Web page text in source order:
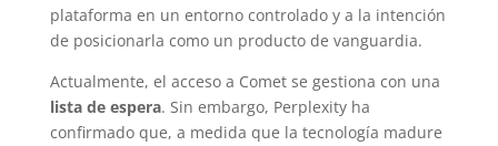
plataforma en un entorno controlado y a la intención
de posicionarla como un producto de vanguardia.
Actualmente, el acceso a Comet se gestiona con una
lista de espera. Sin embargo, Perplexity ha
confirmado que, a medida que la tecnología madure